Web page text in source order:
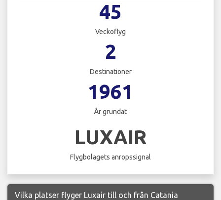
45
Veckoflyg
2
Destinationer
1961
År grundat
LUXAIR
Flygbolagets anropssignal
Vilka platser flyger Luxair till och från Catania